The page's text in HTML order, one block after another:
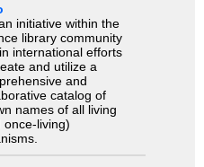
initiative within the
library community
international efforts
and utilize a
and
catalog of
names of all living
once-living)